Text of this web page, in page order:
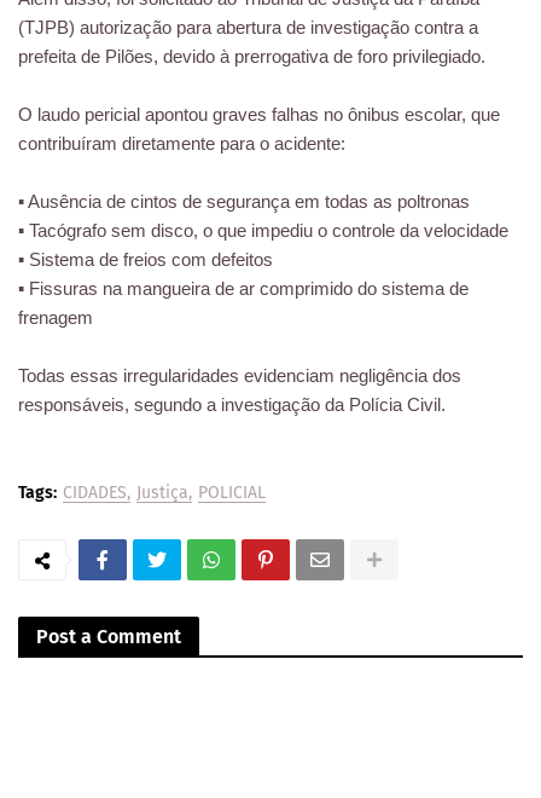
(TJPB) autorização para abertura de investigação contra a
prefeita de Pilões, devido à prerrogativa de foro privilegiado.
O laudo pericial apontou graves falhas no ônibus escolar, que
contribuíram diretamente para o acidente:
▪️ Ausência de cintos de segurança em todas as poltronas
▪️ Tacógrafo sem disco, o que impediu o controle da velocidade
▪️ Sistema de freios com defeitos
▪️ Fissuras na mangueira de ar comprimido do sistema de
frenagem
Todas essas irregularidades evidenciam negligência dos
responsáveis, segundo a investigação da Polícia Civil.
Tags: CIDADES Justiça POLICIAL
Post a Comment